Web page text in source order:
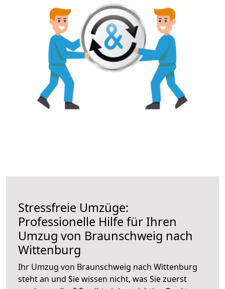
Stressfreie Umzüge:
Professionelle Hilfe für Ihren
Umzug von Braunschweig nach
Wittenburg
Ihr Umzug von Braunschweig nach Wittenburg
steht an und Sie wissen nicht, was Sie zuerst